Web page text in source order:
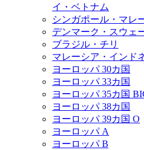
イ・ベトナム
シンガポール・マレ
デンマーク・スウェ
ブラジル・チリ
マレーシア・インド
ヨーロッパ 30カ国
ヨーロッパ 33カ国
ヨーロッパ 35カ国
ヨーロッパ 38カ国
ヨーロッパ 39カ国 O
ヨーロッパ A
ヨーロッパ B